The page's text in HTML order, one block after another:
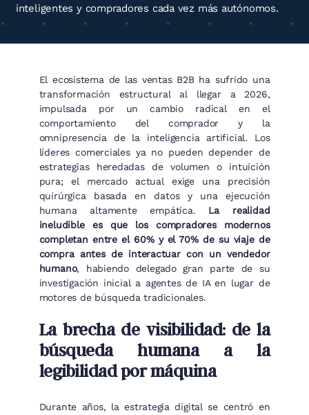
inteligentes y compradores cada vez más autónomos.
El ecosistema de las ventas B2B ha sufrido una
transformación estructural al llegar a 2026,
impulsada por un cambio radical en el
comportamiento del comprador y la
omnipresencia de la inteligencia artificial. Los
líderes comerciales ya no pueden depender de
estrategias heredadas de volumen o intuición
pura; el mercado actual exige una precisión
quirúrgica basada en datos y una ejecución
humana altamente empática. La realidad
ineludible es que los compradores modernos
completan entre el 60% y el 70% de su viaje de
compra antes de interactuar con un vendedor
humano, habiendo delegado gran parte de su
investigación inicial a agentes de IA en lugar de
motores de búsqueda tradicionales.
La brecha de visibilidad: de la
búsqueda humana a la
legibilidad por máquina
Durante años, la estrategia digital se centró en